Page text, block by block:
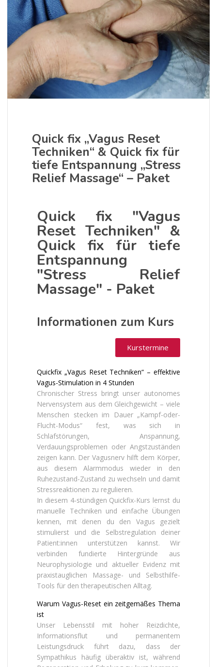
Quick fix „Vagus Reset
Techniken“ & Quick fix für
tiefe Entspannung „Stress
Relief Massage“ – Paket
Quick fix "Vagus
Reset Techniken" &
Quick fix für tiefe
Entspannung
"Stress Relief
Massage" - Paket
Informationen zum Kurs
Kurstermine
Quickfix „Vagus Reset Techniken“ – effektive
Vagus-Stimulation in 4 Stunden
Chronischer Stress bringt unser autonomes
Nervensystem aus dem Gleichgewicht – viele
Menschen stecken im Dauer „Kampf-oder-
Flucht-Modus“ fest, was sich in
Schlafstörungen, Anspannung,
Verdauungsproblemen oder Angstzuständen
zeigen kann. Der Vagusnerv hilft dem Körper,
aus diesem Alarmmodus wieder in den
Ruhezustand-Zustand zu wechseln und damit
Stressreaktionen zu regulieren.
In diesem 4‑stündigen Quickfix-Kurs lernst du
manuelle Techniken und einfache Übungen
kennen, mit denen du den Vagus gezielt
stimulierst und die Selbstregulation deiner
Patient:innen unterstützen kannst. Wir
verbinden fundierte Hintergründe aus
Neurophysiologie und aktueller Evidenz mit
praxistauglichen Massage- und Selbsthilfe-
Tools für den therapeutischen Alltag.
Warum Vagus-Reset ein zeitgemäßes Thema
ist
Unser Lebensstil mit hoher Reizdichte,
Informationsflut und permanentem
Leistungsdruck führt dazu, dass der
Sympathikus häufig überaktiv ist, während